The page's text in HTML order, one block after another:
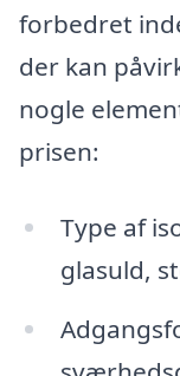
forbedret
der kan
nogle
prisen:
Type af
glasuld,